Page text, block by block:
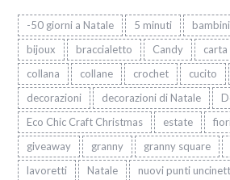
-50 giorni a Natale 5 minuti bambini
bijoux
braccialetto Candy carta
collana
collane crochet cucito
decorazioni
decorazioni di Natale
Eco Chic Craft Christmas
estate
giveaway
granny granny square
lavoretti
Natale nuovi punti